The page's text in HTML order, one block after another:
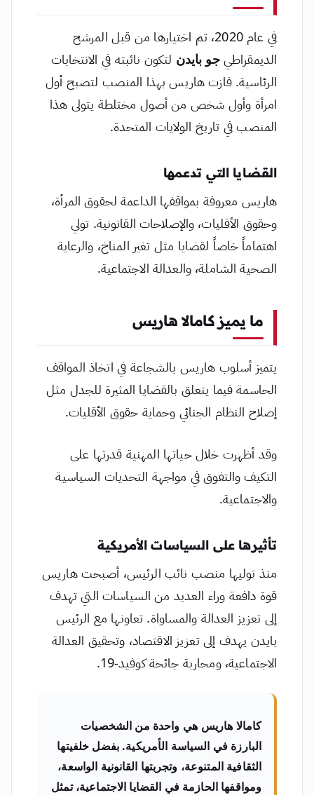
في عام 2020، تم اختيارها من قبل المرشح
الديمقراطيجو بايدن لتكون نائبته في الانتخابات
الرئاسية. فازت هاريس بهذا المنصب لتصبح أول
امرأة وأول شخص من أصول مختلطة يتولى هذا
المنصب في تاريخ الولايات المتحدة.
القضايا التي تدعمها
هاريس معروفة بمواقفها الداعمة لحقوق المرأة،
وحقوق الأقليات، والإصلاحات القانونية. تولي
اهتماماً خاصاً لقضايا مثل تغير المناخ، والرعاية
الصحية الشاملة، والعدالة الاجتماعية.
ما يميز كامالا هاريس
يتميز أسلوب هاريس بالشجاعة في اتخاذ المواقف
الحاسمة فيما يتعلق بالقضايا المثيرة للجدل مثل
إصلاح النظام الجنائي وحماية حقوق الأقليات.
وقد أظهرت خلال حياتها المهنية قدرتها على
التكيف والتفوق في مواجهة التحديات السياسية
والاجتماعية.
تأثيرها على السياسات الأمريكية
منذ توليها منصب نائب الرئيس، أصبحت هاريس
قوة دافعة وراء العديد من السياسات التي تهدف
إلى تعزيز العدالة والمساواة. تعاونها مع الرئيس
بايدن يهدف إلى تعزيز الاقتصاد، وتحقيق العدالة
الاجتماعية، ومحاربة جائحة كوفيد-19.
كامالا هاريس هي واحدة من الشخصيات
البارزة في السياسة الأمريكية. بفضل خلفيتها
الثقافية المتنوعة، وتجربتها القانونية الواسعة،
ومواقفها الحازمة في القضايا الاجتماعية، تمثل